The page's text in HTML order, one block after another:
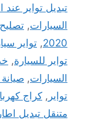
تبديل تواير عند
السيارات, تصليح
2020
, تواير
تواير للسيارة,
السيارات,
تواير , كراج
متنقل تبديل